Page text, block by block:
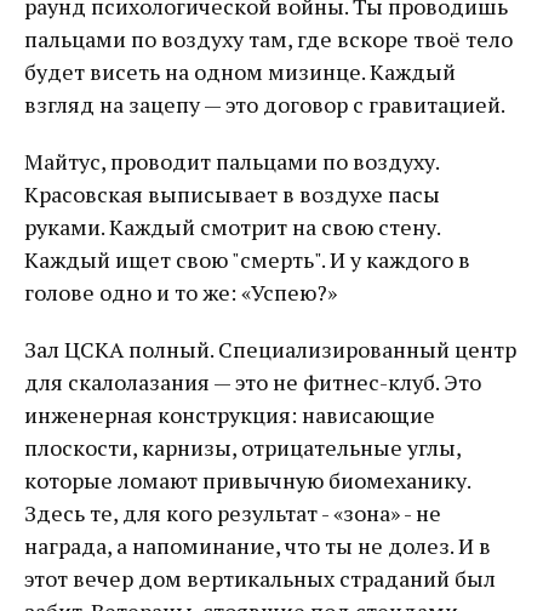
раунд психологической войны. Ты проводишь
пальцами по воздуху там, где вскоре твоё тело
будет висеть на одном мизинце. Каждый
взгляд на зацепу — это договор с гравитацией.
Майтус, проводит пальцами по воздуху.
Красовская выписывает в воздухе пасы
руками. Каждый смотрит на свою стену.
Каждый ищет свою "смерть". И у каждого в
голове одно и то же: «Успею?»
Зал ЦСКА полный. Специализированный центр
для скалолазания — это не фитнес-клуб. Это
инженерная конструкция: нависающие
плоскости, карнизы, отрицательные углы,
которые ломают привычную биомеханику.
Здесь те, для кого результат - «зона» - не
награда, а напоминание, что ты не долез. И в
этот вечер дом вертикальных страданий был